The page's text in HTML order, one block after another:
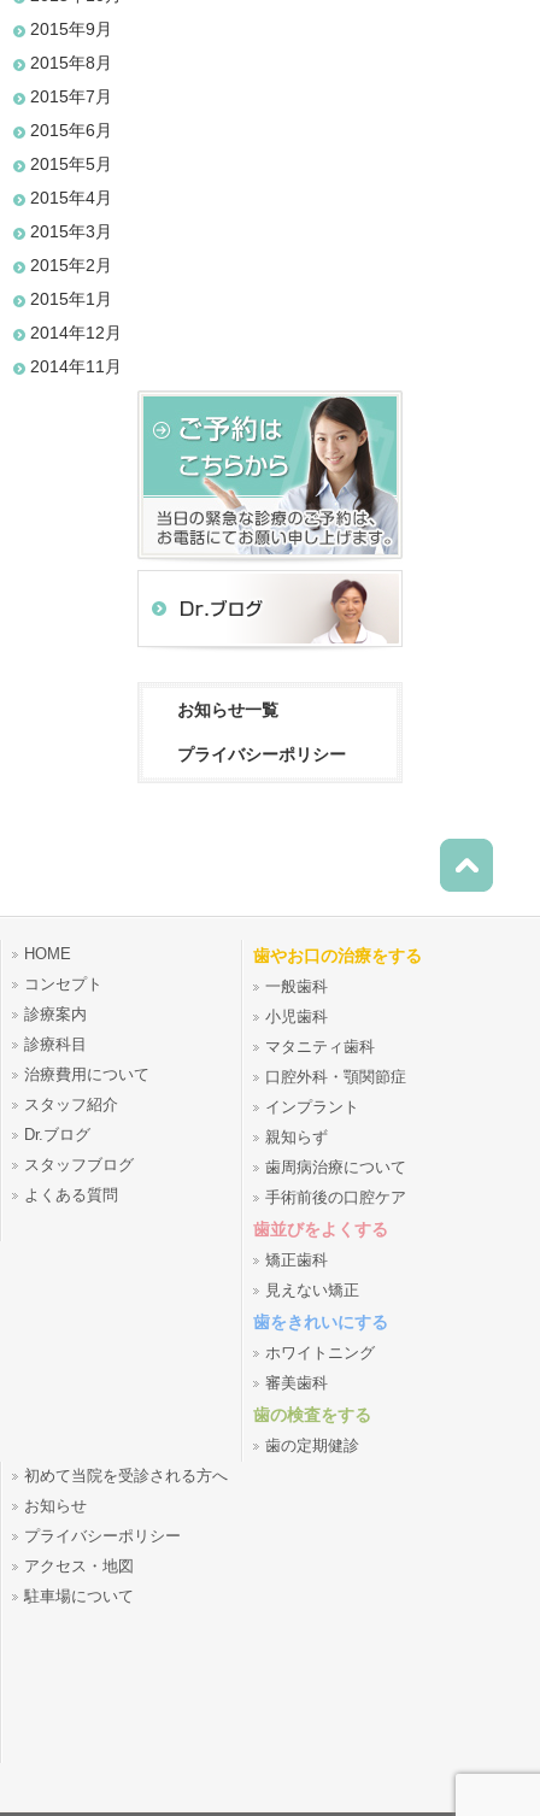
2015年9月
2015年8月
2015年7月
2015年6月
2015年5月
2015年4月
2015年3月
2015年2月
2015年1月
2014年12月
2014年11月
お知らせ一覧
プライバシーポリシー
HOME
コンセプト
診療案内
診療科目
治療費用について
スタッフ紹介
Dr.ブログ
スタッフブログ
よくある質問
歯やお口の治療をする
一般歯科
小児歯科
マタニティ歯科
口腔外科・顎関節症
インプラント
親知らず
歯周病治療について
手術前後の口腔ケア
歯並びをよくする
矯正歯科
見えない矯正
歯をきれいにする
ホワイトニング
審美歯科
歯の検査をする
歯の定期健診
初めて当院を受診される方へ
お知らせ
プライバシーポリシー
アクセス・地図
駐車場について